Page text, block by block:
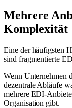
Mehrere
Komplexität
Eine der häufigsten
sind fragmentierte
Wenn Unternehmen
dezentrale Abläufe
mehrere EDI-
Organisation gibt.